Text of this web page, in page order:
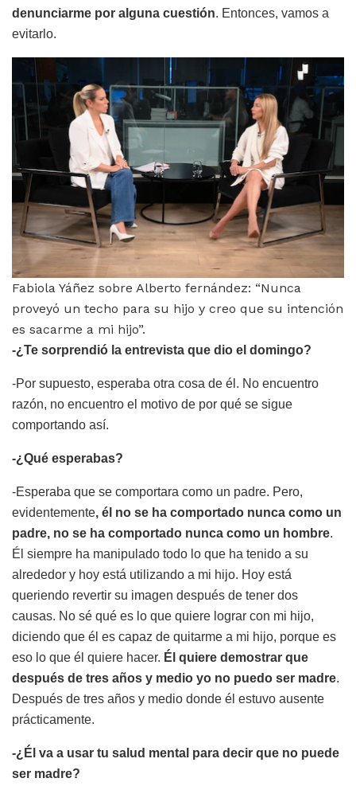
denunciarme por alguna cuestión. Entonces, vamos a
evitarlo.
Fabiola Yáñez sobre Alberto fernández: “Nunca
proveyó un techo para su hijo y creo que su intención
es sacarme a mi hijo”.
-¿Te sorprendió la entrevista que dio el domingo?
-Por supuesto, esperaba otra cosa de él. No encuentro
razón, no encuentro el motivo de por qué se sigue
comportando así.
-¿Qué esperabas?
-Esperaba que se comportara como un padre. Pero,
evidentemente, él no se ha comportado nunca como un
padre, no se ha comportado nunca como un hombre.
Él siempre ha manipulado todo lo que ha tenido a su
alrededor y hoy está utilizando a mi hijo. Hoy está
queriendo revertir su imagen después de tener dos
causas. No sé qué es lo que quiere lograr con mi hijo,
diciendo que él es capaz de quitarme a mi hijo, porque es
eso lo que él quiere hacer. Él quiere demostrar que
después de tres años y medio yo no puedo ser madre.
Después de tres años y medio donde él estuvo ausente
prácticamente.
-¿Él va a usar tu salud mental para decir que no puede
ser madre?